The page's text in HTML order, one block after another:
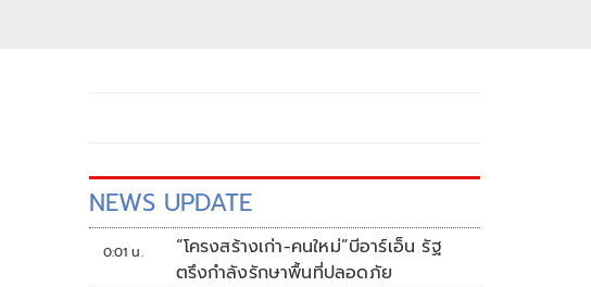
NEWS UPDATE
0:01 น.
“โครงสร้างเก่า-คนใหม่”บีอาร์เอ็น รัฐ
ตรึงกำลังรักษาพื้นที่ปลอดภัย